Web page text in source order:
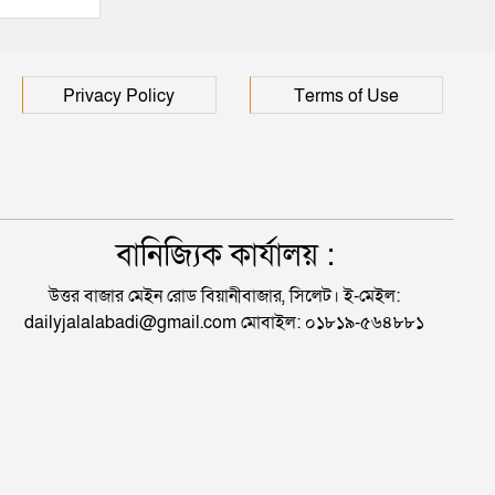
Privacy Policy Terms of Use
বানিজ্যিক কার্যালয় :
উত্তর বাজার মেইন রোড বিয়ানীবাজার, সিলেট। ই-মেইল:
dailyjalalabadi@gmail.com মোবাইল: ০১৮১৯-৫৬৪৮৮১